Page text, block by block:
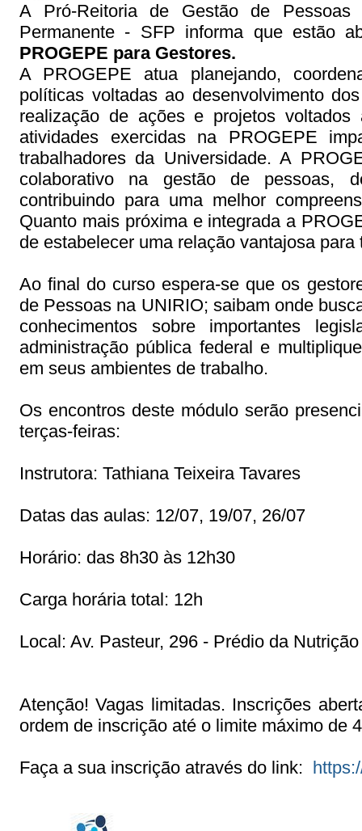
A Pró-Reitoria de Gestão de
Permanente - SFP informa que estão
PROGEPE para Gestores.
A PROGEPE atua planejando,
políticas voltadas ao desenvolvimento
realização de ações e projetos
atividades exercidas na PROGEPE
trabalhadores da Universidade. A
colaborativo na gestão de pessoas,
contribuindo para uma melhor
Quanto mais próxima e integrada a
de estabelecer uma relação vantajosa para
Ao final do curso espera-se que os
de Pessoas na UNIRIO; saibam onde
conhecimentos sobre importantes
administração pública federal e
em seus ambientes de trabalho.
Os encontros deste módulo serão
terças-feiras:
Instrutora: Tathiana Teixeira Tavares
Datas das aulas: 12/07, 19/07, 26/07
Horário: das 8h30 às 12h30
Carga horária total: 12h
Local: Av. Pasteur, 296 - Prédio da
Atenção! Vagas limitadas. Inscrições
ordem de inscrição até o limite máximo de
Faça a sua inscrição através do link: